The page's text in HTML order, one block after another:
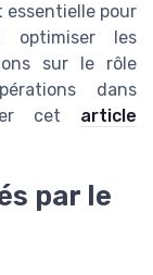
essentielle pour
optimiser les
sur le rôle
dans
cet article
par le